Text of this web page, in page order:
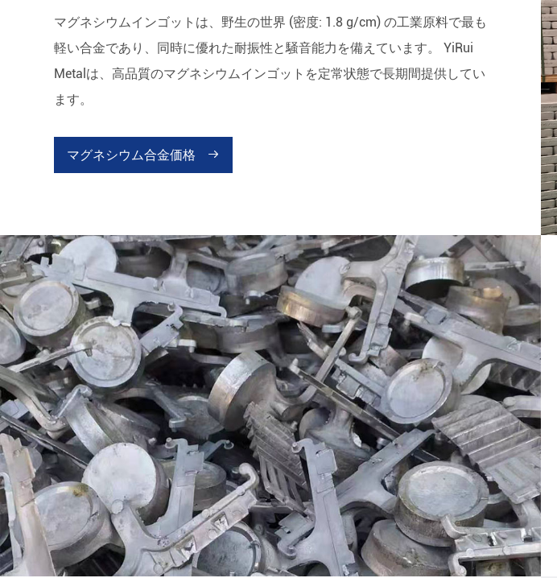
マグネシウムインゴットは、野生の世界 (密度: 1.8 g/cm) の工業原料で最も
軽い合金であり、同時に優れた耐振性と騒音能力を備えています。 YiRui
Metalは、高品質のマグネシウムインゴットを定常状態で長期間提供してい
ます。
マグネシウム合金価格 